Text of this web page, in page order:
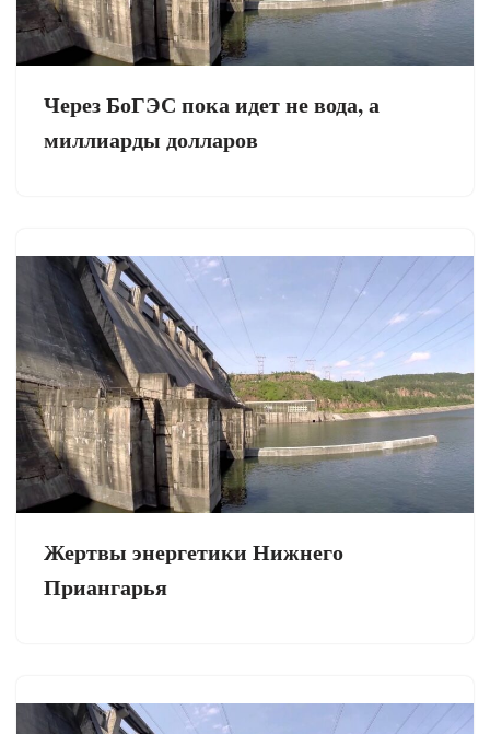
Через БоГЭС пока идет не вода, а
миллиарды долларов
Жертвы энергетики Нижнего
Приангарья